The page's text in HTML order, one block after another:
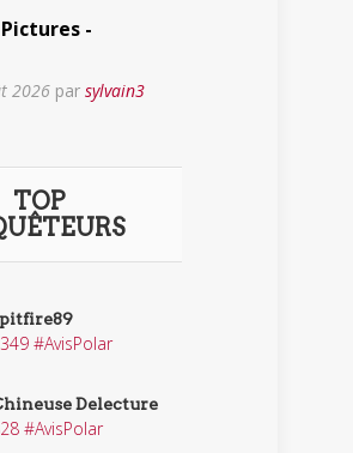
-
2026 par sylvain3
TOP
#AvisPolar
Delecture
#AvisPolar